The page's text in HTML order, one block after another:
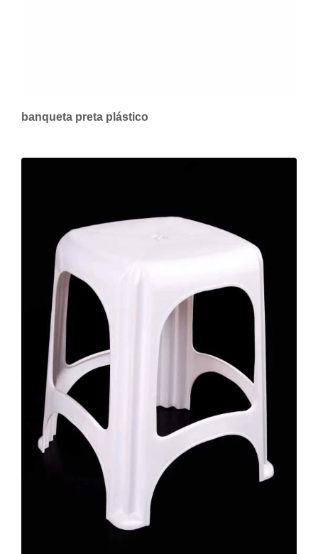
banqueta preta plástico